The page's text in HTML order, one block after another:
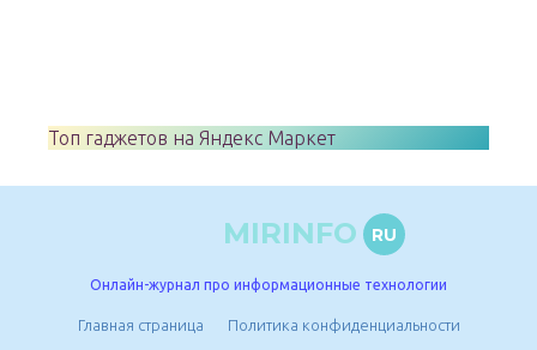
Топ гаджетов на Яндекс Маркет
MIRINFO RU
Онлайн-журнал про информационные технологии
Главная страница Политика конфиденциальности